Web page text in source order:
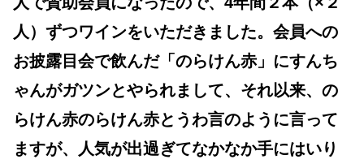
人）ずつワインをいただきました。会員への
お披露目会で飲んだ「のらけん赤」にすんち
ゃんがガツンとやられまして、それ以来、の
らけん赤のらけん赤とうわ言のように言って
ますが、人気が出過ぎてなかなか手にはいり